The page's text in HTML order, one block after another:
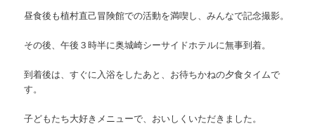
昼食後も植村直己冒険館での活動を満喫し、みんなで記念撮影。
その後、午後３時半に奥城崎シーサイドホテルに無事到着。
到着後は、すぐに入浴をしたあと、お待ちかねの夕食タイムで
す。
子どもたち大好きメニューで、おいしくいただきました。